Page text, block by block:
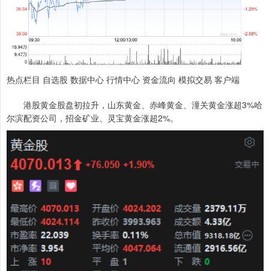
热点栏目 自选股 数据中心 行情中心 资金流向 模拟交易 客户端
港股黄金股盘初拉升，山东黄金、赤峰黄金、潼关黄金涨超3%哈
尔滨配资公司，招金矿业、灵宝黄金涨超2%。